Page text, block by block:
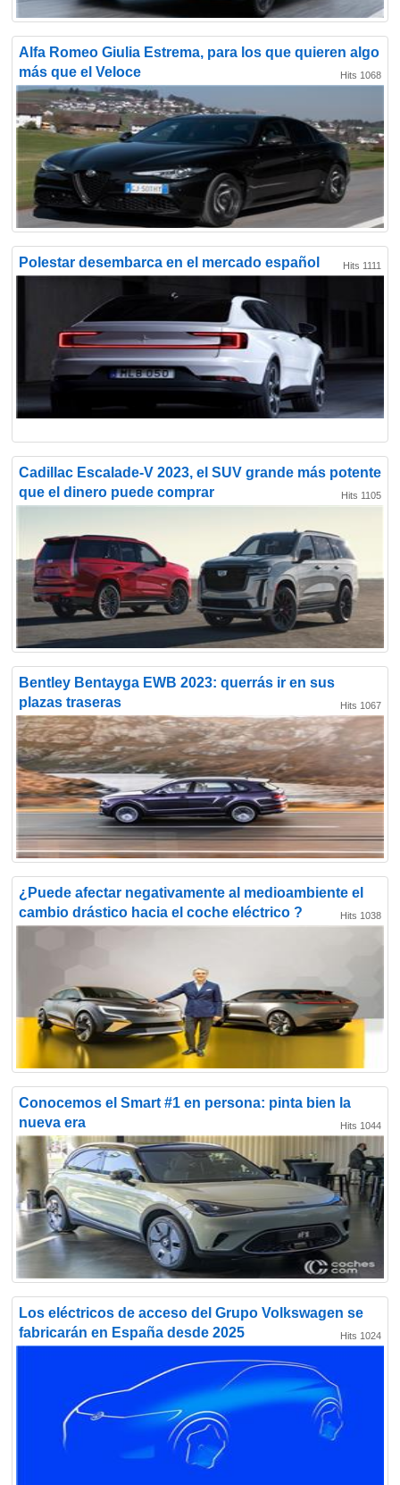
Alfa Romeo Giulia Estrema, para los que quieren algo
más que el Veloce
Hits 1068
Polestar desembarca en el mercado español Hits 1111
Cadillac Escalade-V 2023, el SUV grande más potente
que el dinero puede comprar
Hits 1105
Bentley Bentayga EWB 2023: querrás ir en sus
plazas traseras
Hits 1067
¿Puede afectar negativamente al medioambiente el
cambio drástico hacia el coche eléctrico ?
Hits 1038
Conocemos el Smart #1 en persona: pinta bien la
nueva era
Hits 1044
Los eléctricos de acceso del Grupo Volkswagen se
fabricarán en España desde 2025
Hits 1024